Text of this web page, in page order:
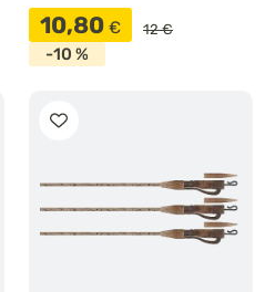
10,80 € 12 €
-10 %